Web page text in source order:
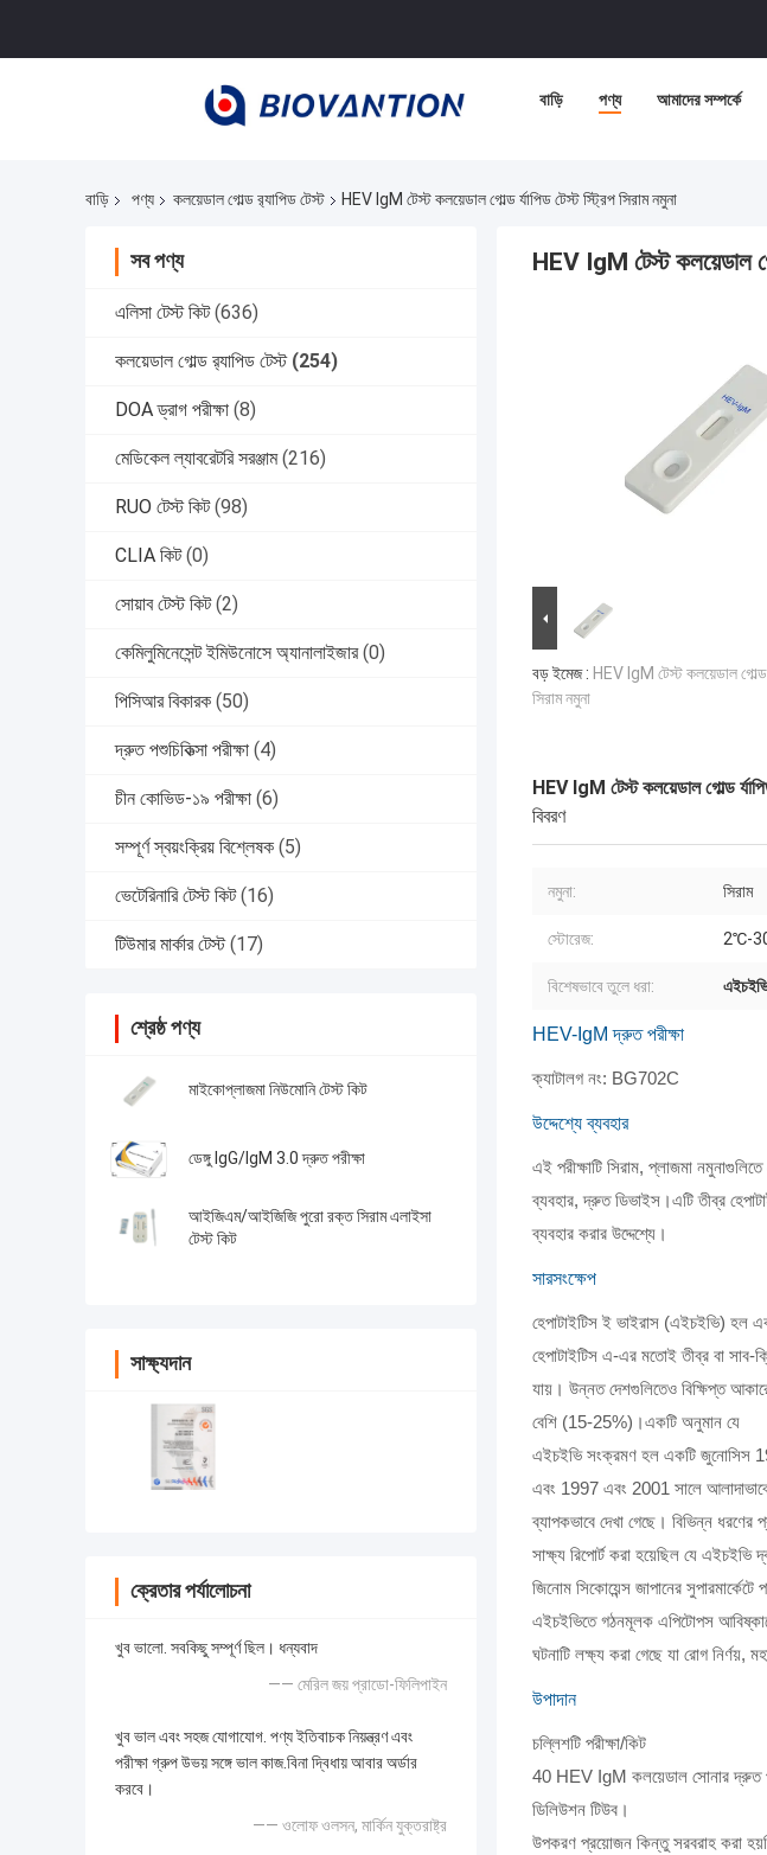
বাড়ি পণ্য আমাদের সম্পর্কে
বাড়ি পণ্য কলয়েডাল গোল্ড র‍্যাপিড টেস্ট HEV IgM টেস্ট কলয়েডাল গোল্ড র্যাপিড টেস্ট স্ট্রিপ সিরাম নমুনা
সব পণ্য
এলিসা টেস্ট কিট (636)
কলয়েডাল গোল্ড র‍্যাপিড টেস্ট (254)
DOA ড্রাগ পরীক্ষা (8)
মেডিকেল ল্যাবরেটরি সরঞ্জাম (216)
RUO টেস্ট কিট (98)
CLIA কিট (0)
সোয়াব টেস্ট কিট (2)
কেমিলুমিনেসেন্ট ইমিউনোসে অ্যানালাইজার (0)
পিসিআর বিকারক (50)
দ্রুত পশুচিকিত্সা পরীক্ষা (4)
চীন কোভিড-১৯ পরীক্ষা (6)
সম্পূর্ণ স্বয়ংক্রিয় বিশ্লেষক (5)
ভেটেরিনারি টেস্ট কিট (16)
টিউমার মার্কার টেস্ট (17)
শ্রেষ্ঠ পণ্য
মাইকোপ্লাজমা নিউমোনি টেস্ট কিট
ডেঙ্গু IgG/IgM 3.0 দ্রুত পরীক্ষা
আইজিএম/আইজিজি পুরো রক্ত সিরাম এলাইসা
টেস্ট কিট
সাক্ষ্যদান
ক্রেতার পর্যালোচনা
খুব ভালো. সবকিছু সম্পূর্ণ ছিল। ধন্যবাদ
—— মেরিল জয় প্রাডো-ফিলিপাইন
খুব ভাল এবং সহজ যোগাযোগ. পণ্য ইতিবাচক নিয়ন্ত্রণ এবং
পরীক্ষা গ্রুপ উভয় সঙ্গে ভাল কাজ.বিনা দ্বিধায় আবার অর্ডার
করবে।
—— ওলোফ ওলসন, মার্কিন যুক্তরাষ্ট্র
HEV IgM টেস্ট কলয়েডাল
বড় ইমেজ : HEV IgM টেস্ট কলয়েডাল গোল্ড
সিরাম নমুনা
HEV IgM টেস্ট কলয়েডাল গোল্ড
বিবরণ
নমুনা: সিরাম
স্টোরেজ: 2℃-
বিশেষভাবে তুলে ধরা:
HEV-IgM দ্রুত পরীক্ষা
ক্যাটালগ নং: BG702C
উদ্দেশ্যে ব্যবহার
এই পরীক্ষাটি সিরাম, প্লাজমা
ব্যবহার, দ্রুত ডিভাইস।এটি তীব্র
ব্যবহার করার উদ্দেশ্যে।
সারসংক্ষেপ
হেপাটাইটিস ই ভাইরাস (এইচইভি) হল
হেপাটাইটিস এ-এর মতোই তীব্র বা সাব-
যায়। উন্নত দেশগুলিতেও বিক্ষিপ্ত
বেশি (15-25%)।একটি অনুমান যে
এইচইভি সংক্রমণ হল একটি জুনোসিস
এবং 1997 এবং 2001 সালে আলাদাভাবে
ব্যাপকভাবে দেখা গেছে। বিভিন্ন
সাক্ষ্য রিপোর্ট করা হয়েছিল যে এইচইভি
জিনোম সিকোয়েন্স জাপানের
এইচইভিতে গঠনমূলক এপিটোপস
ঘটনাটি লক্ষ্য করা গেছে যা রোগ নির্ণয়,
উপাদান
চল্লিশটি পরীক্ষা/কিট
40 HEV IgM কলয়েডাল সোনার দ্রুত
ডিলিউশন টিউব।
উপকরণ প্রয়োজন কিন্তু সরবরাহ করা